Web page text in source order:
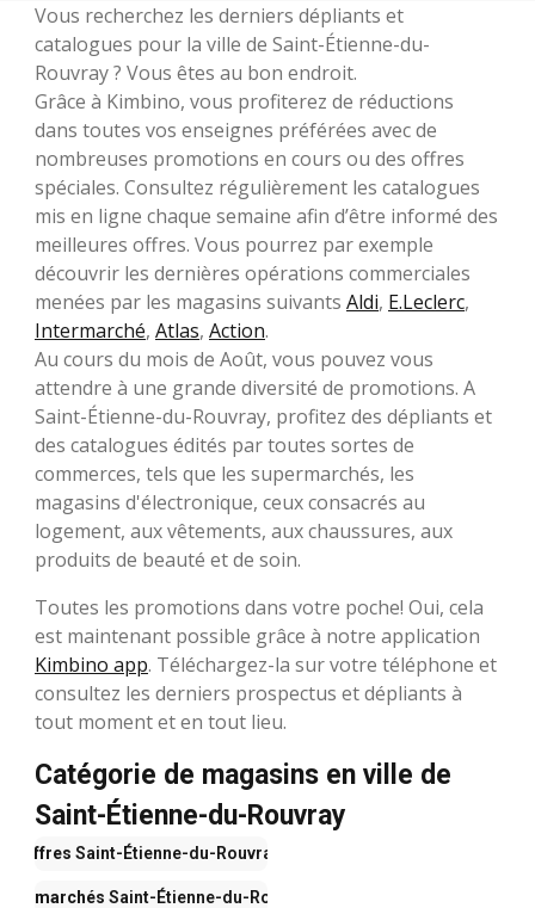
Vous recherchez les derniers dépliants et
catalogues pour la ville de Saint-Étienne-du-
Rouvray ? Vous êtes au bon endroit.
Grâce à Kimbino, vous profiterez de réductions
dans toutes vos enseignes préférées avec de
nombreuses promotions en cours ou des offres
spéciales. Consultez régulièrement les catalogues
mis en ligne chaque semaine afin d’être informé des
meilleures offres. Vous pourrez par exemple
découvrir les dernières opérations commerciales
menées par les magasins suivants Aldi, E.Leclerc,
Intermarché, Atlas, Action.
Au cours du mois de Août, vous pouvez vous
attendre à une grande diversité de promotions. A
Saint-Étienne-du-Rouvray, profitez des dépliants et
des catalogues édités par toutes sortes de
commerces, tels que les supermarchés, les
magasins d'électronique, ceux consacrés au
logement, aux vêtements, aux chaussures, aux
produits de beauté et de soin.
Toutes les promotions dans votre poche! Oui, cela
est maintenant possible grâce à notre application
Kimbino app. Téléchargez-la sur votre téléphone et
consultez les derniers prospectus et dépliants à
tout moment et en tout lieu.
Catégorie de magasins en ville de
Saint-Étienne-du-Rouvray
Offres Saint-Étienne-du-Rouvray
Saint-Étienne-du-Rouvray